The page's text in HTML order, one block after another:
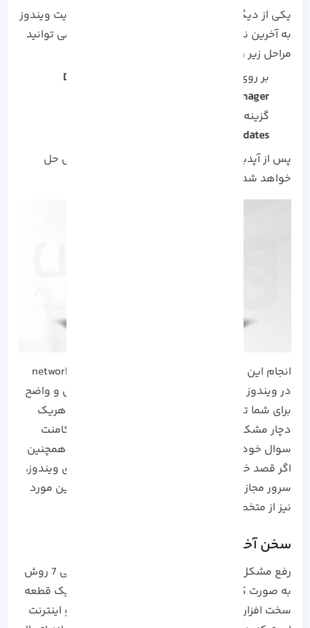
یکی از دیگر از روش های حل مشکلات اتصال، آپدیت ویندوز
به آخرین نسخه موجود است. برای انجام این کار می توانید
مراحل زیر را انجام دهید:
بر روی کلمه
Device
Manager
گزینه
Check for updates
پس از آپدین ویندوز به آخرین نسخه مشکل اتصال حل
خواهد شد.
انجام این 7 روش شما را در رفع مشکل network adapter
در ویندوز کمک خواهد کرد. مراحل به صورت کامل و واضح
برای شما توضیح داده شده است اما اگر در انجام هریک
دچار مشکل شدید می توانید با ارسال تیکت و یا کامنت
سوال خود را با کارشناسان فنی در میان بگذارید. همچنین
اگر قصد خرید خدمات هاستینگ مانند
سرور مجازی ویندوز،
سرور مجازی لینوکس
و … را دارید، می توانید در این مورد
نیز از متخصصان آذرسیس راهنمایی بخواهید.
سخن آخر
رفع مشکل network adapter در ویندوز را با بررسی 7 روش
به صورت کامل توضیح دادیم. network adapter یک قطعه
سخت افزاری اصلی برای اتصال سیستم به شبکه و اینترنت